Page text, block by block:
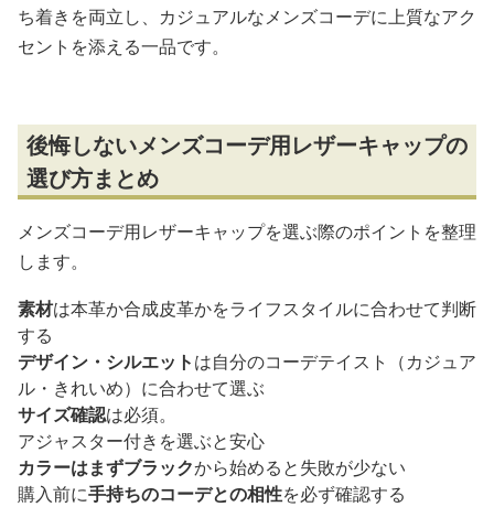
ち着きを両立し、カジュアルなメンズコーデに上質なアク
セントを添える一品です。
後悔しないメンズコーデ用レザーキャップの
選び方まとめ
メンズコーデ用レザーキャップを選ぶ際のポイントを整理
します。
素材は本革か合成皮革かをライフスタイルに合わせて判断
する
デザイン・シルエットは自分のコーデテイスト（カジュア
ル・きれいめ）に合わせて選ぶ
サイズ確認は必須。
アジャスター付きを選ぶと安心
カラーはまずブラックから始めると失敗が少ない
購入前に手持ちのコーデとの相性を必ず確認する